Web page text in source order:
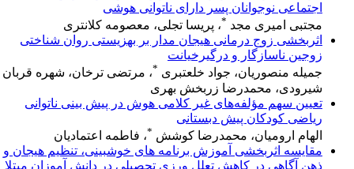
اجتماعی نوجوانان پسر دارای ناتوانی هوشی
مجتبی امیری مجد *، پریسا تجلی، معصومه کلانتری
اثربخشی زوج درمانی هیجان مدار بر بهزیستی روان شناختی
زوجین ناسازگار و درگیرخیانت
جمیله منصوریان، جواد خلعتبری * ، مرتضی ترخان، شهره قربان
شیرودی، محمدرضا زربخش بهری
تعیین سهم مؤلفه‌های غیر کلامی هوش در پیش بینی ناتوانی
ریاضی کودکان پیش دبستانی
الهام ارومیان، محمدرضا کوشش *، فاطمه اعتمادیان
مقایسه اثربخشی آموزش برنامه های خوشبینی، تنظیم هیجان و
ذهن آگاهی در کاهش تعلل ورزی تحصیلی در دانش آموزان مبتلا